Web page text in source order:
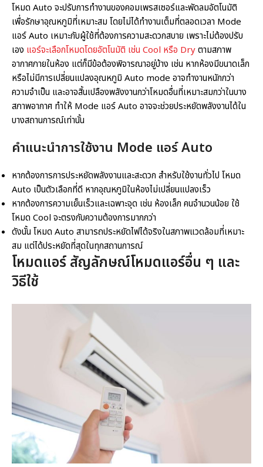
โหมด Auto จะปรับการทำงานของคอมเพรสเซอร์และพัดลมอัตโนมัติ
เพื่อรักษาอุณหภูมิที่เหมาะสม โดยไม่ได้ทำงานเต็มที่ตลอดเวลา Mode
แอร์ Auto เหมาะกับผู้ใช้ที่ต้องการความสะดวกสบาย เพราะไม่ต้องปรับ
เอง แอร์จะเลือกโหมดโดยอัตโนมัติ เช่น Cool หรือ Dryตามสภาพ
อากาศภายในห้อง แต่ก็มีข้อต้องพิจารณาอยู่บ้าง เช่น หากห้องมีขนาดเล็ก
หรือไม่มีการเปลี่ยนแปลงอุณหภูมิ Auto mode อาจทำงานหนักกว่า
ความจำเป็น และอาจสิ้นเปลืองพลังงานกว่าโหมดอื่นที่เหมาะสมกว่าในบาง
สภาพอากาศ ทำให้ Mode แอร์ Auto อาจจะช่วยประหยัดพลังงานได้ใน
บางสถานการณ์เท่านั้น
คำแนะนำการใช้งาน Mode แอร์Auto
หากต้องการการประหยัดพลังงานและสะดวก สำหรับใช้งานทั่วไป โหมด
Auto เป็นตัวเลือกที่ดี หากอุณหภูมิในห้องไม่เปลี่ยนแปลงเร็ว
หากต้องการความเย็นเร็วและเฉพาะจุด เช่น ห้องเล็ก คนจำนวนน้อย ใช้
โหมด Cool จะตรงกับความต้องการมากกว่า
ดังนั้น โหมด Auto สามารถประหยัดไฟได้จริงในสภาพแวดล้อมที่เหมาะ
สม แต่ได้ประหยัดที่สุดในทุกสถานการณ์
โหมดแอร์ สัญลักษณ์โหมดแอร์อื่น ๆ และ
วิธีใช้